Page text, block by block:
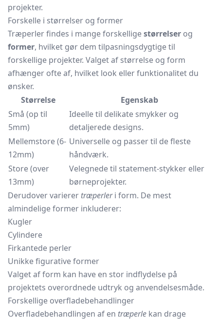
projekter.
Forskelle i størrelser og former
Træperler findes i mange forskelligestørrelser og
former, hvilket gør dem tilpasningsdygtige til
forskellige projekter. Valget af størrelse og form
afhænger ofte af, hvilket look eller funktionalitet du
ønsker.
Størrelse
Egenskab
Små (op til
5mm)
Ideelle til delikate smykker og
detaljerede designs.
Mellemstore (6-
12mm)
Universelle og passer til de fleste
håndværk.
Store (over
13mm)
Velegnede til statement-stykker eller
børneprojekter.
Derudover varierer træperleri form. De mest
almindelige former inkluderer:
Kugler
Cylindere
Firkantede perler
Unikke figurative former
Valget af form kan have en stor indflydelse på
projektets overordnede udtryk og anvendelsesmåde.
Forskellige overfladebehandlinger
Overfladebehandlingen af en træperle kan drage